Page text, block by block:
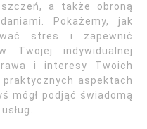
a także obroną
Pokażemy, jak
stres i zapewnić
Twojej indywidualnej
i interesy Twoich
aspektach
mógł podjąć świadomą